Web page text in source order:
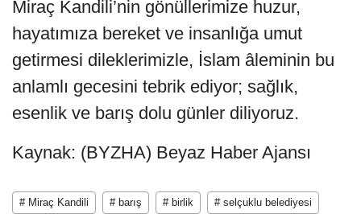
Miraç Kandili’nin gönüllerimize huzur,
hayatımıza bereket ve insanlığa umut
getirmesi dileklerimizle, İslam âleminin bu
anlamlı gecesini tebrik ediyor; sağlık,
esenlik ve barış dolu günler diliyoruz.
Kaynak: (BYZHA) Beyaz Haber Ajansı
# Miraç Kandili # barış # birlik # selçuklu belediyesi